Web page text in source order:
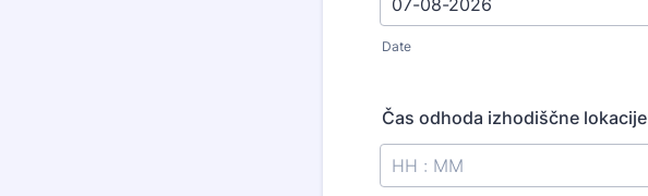
Date
Čas odhoda izhodiščne lokacije